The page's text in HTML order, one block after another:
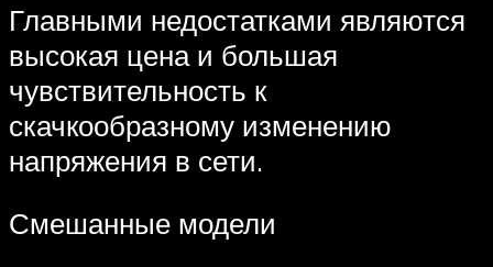
Главными недостатками являются
высокая цена и большая
чувствительность к
скачкообразному изменению
напряжения в сети.
Смешанные модели